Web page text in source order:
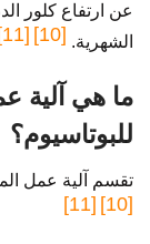
عن ارتفاع كلور
الشهرية. [10]
[11]
ما هي آلية
للبوتاسيوم؟
تقسم آلية عمل
[10]
[11]